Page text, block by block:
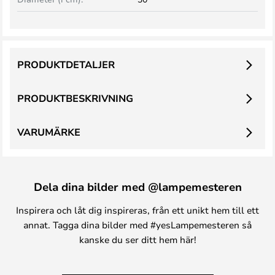
PRODUKTBESKRIVNING
PRODUKTDETALJER
VARUMÄRKE
Dela dina bilder med @lampemesteren
Inspirera och låt dig inspireras, från ett unikt hem till ett
annat. Tagga dina bilder med #yesLampemesteren så
kanske du ser ditt hem här!